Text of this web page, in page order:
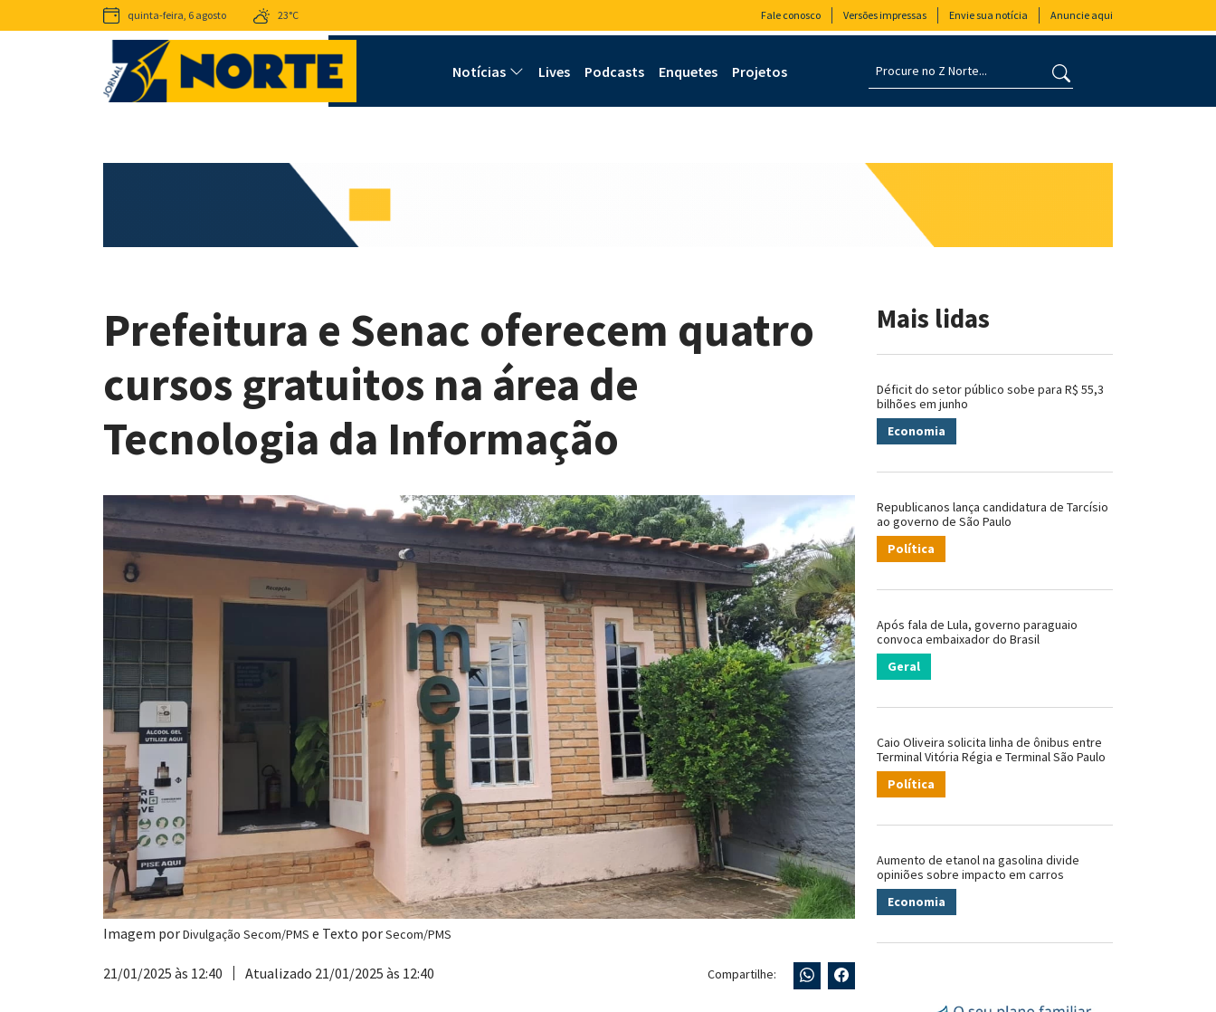
quinta-feira, 6 agosto 23°C Fale conosco Versões impressas Envie sua notícia Anuncie aqui
Notícias Lives Podcasts Enquetes Projetos
Prefeitura e Senac oferecem quatro
cursos gratuitos na área de
Tecnologia da Informação
Imagem porDivulgação Secom/PMS e Texto porSecom/PMS
21/01/2025 às 12:40 Atualizado 21/01/2025 às 12:40 Compartilhe:
Mais lidas
Déficit do setor público sobe para R$ 55,3
bilhões em junho
Economia
Republicanos lança candidatura de Tarcísio
ao governo de São Paulo
Política
Após fala de Lula, governo paraguaio
convoca embaixador do Brasil
Geral
Caio Oliveira solicita linha de ônibus entre
Terminal Vitória Régia e Terminal São Paulo
Política
Aumento de etanol na gasolina divide
opiniões sobre impacto em carros
Economia